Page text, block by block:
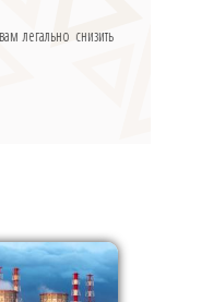
легально снизить